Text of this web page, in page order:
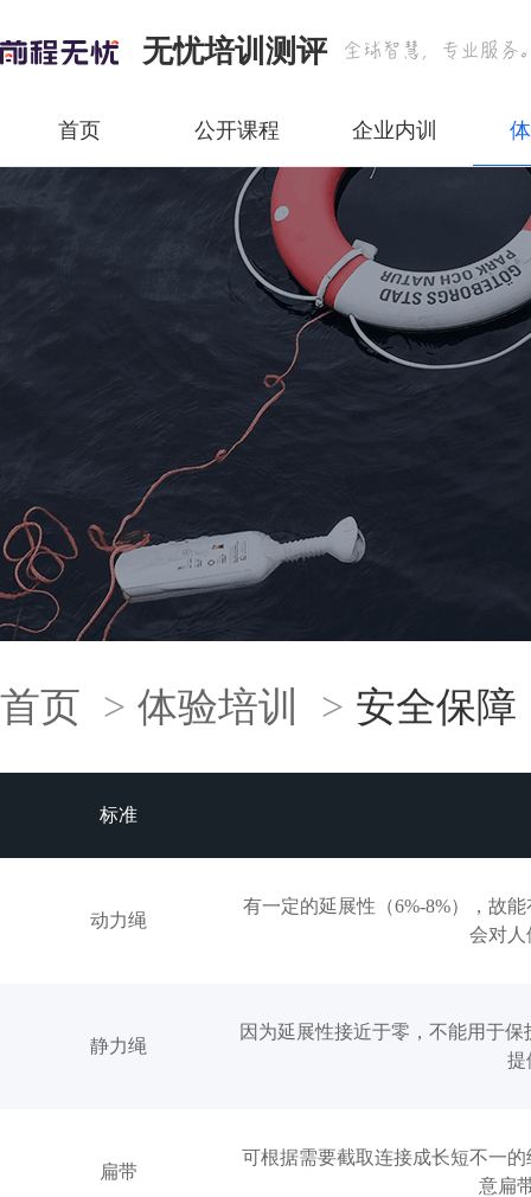
无忧培训测评
首页 公开课程 企业内训
首页 > 体验培训 > 安全保障
标准
动力绳
有一定的延展性（6%-8%），故
会对人
静力绳
因为延展性接近于零，不能用于
提
扁带
可根据需要截取连接成长短不一
意扁